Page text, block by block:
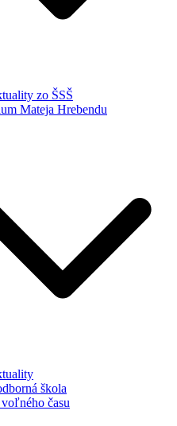
zo ŠSŠ
Mateja Hrebendu
škola
času